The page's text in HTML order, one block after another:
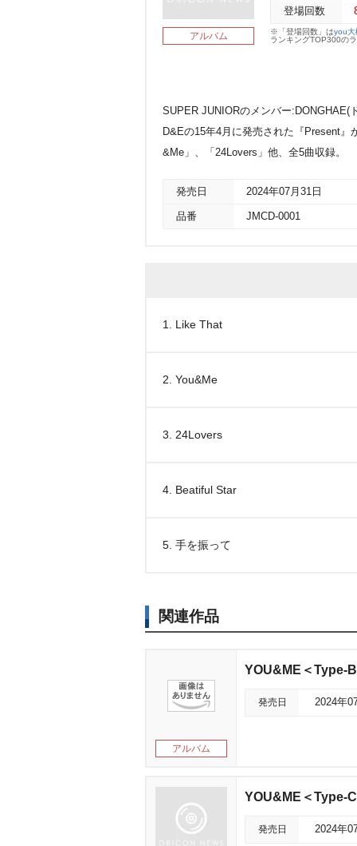
アルバム
登場回数
※「登場回数」はyou大
ランキングTOP300の
SUPER JUNIORのメンバー:DONGHAE(
D&Eの15年4月に発売された『Present
&Me」、「24Lovers」他、全5曲収録。
発売日 2024年07月31日
品番 JMCD-0001
1. Like That
2. You&Me
3. 24Lovers
4. Beatiful Star
5. 手を振って
関連作品
アルバム
YOU&ME＜Type-
発売日 2024年
YOU&ME＜Type-
発売日 2024年